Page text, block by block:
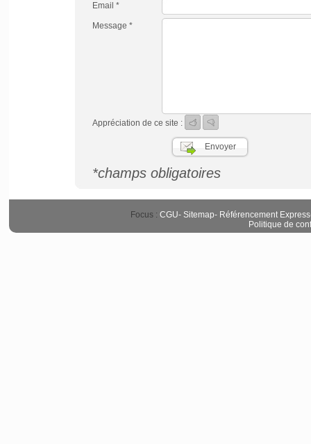
Email *
Message *
Appréciation de ce site :
*champs obligatoires
Focus : CGU- Sitemap- Référencement Express
Politique de